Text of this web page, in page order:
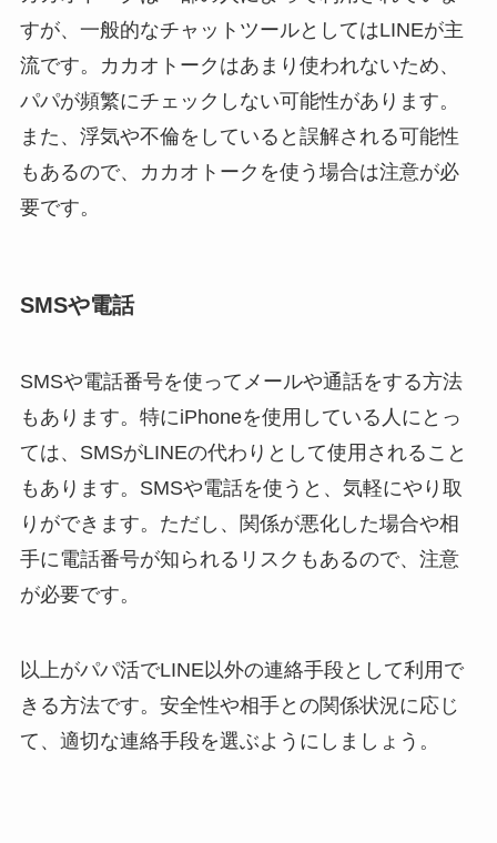
すが、一般的なチャットツールとしてはLINEが主
流です。カカオトークはあまり使われないため、
パパが頻繁にチェックしない可能性があります。
また、浮気や不倫をしていると誤解される可能性
もあるので、カカオトークを使う場合は注意が必
要です。
SMSや電話
SMSや電話番号を使ってメールや通話をする方法
もあります。特にiPhoneを使用している人にとっ
ては、SMSがLINEの代わりとして使用されること
もあります。SMSや電話を使うと、気軽にやり取
りができます。ただし、関係が悪化した場合や相
手に電話番号が知られるリスクもあるので、注意
が必要です。
以上がパパ活でLINE以外の連絡手段として利用で
きる方法です。安全性や相手との関係状況に応じ
て、適切な連絡手段を選ぶようにしましょう。